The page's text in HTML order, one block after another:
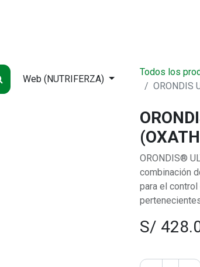
Web (NUTRIFERZA)
Todos los
ORONDIS
ORONDIS®
combinación
para el
S/